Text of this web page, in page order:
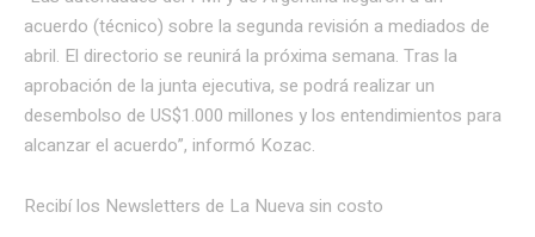
acuerdo (técnico) sobre la segunda revisión a mediados de
abril. El directorio se reunirá la próxima semana. Tras la
aprobación de la junta ejecutiva, se podrá realizar un
desembolso de US$1.000 millones y los entendimientos para
alcanzar el acuerdo”, informó Kozac.
Recibí los Newsletters de La Nueva sin costo